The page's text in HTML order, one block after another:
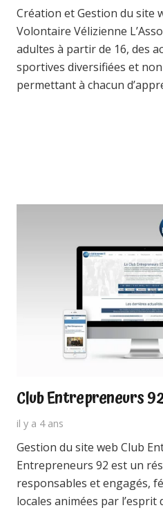
Création et Gestion du site
Volontaire Vélizienne
adultes à partir de 16, des
sportives diversifiées et
permettant à chacun
Club Entrepreneurs
il y a 4 ans
Gestion du site web Club
Entrepreneurs 92 est un
responsables et engagés,
locales animées par